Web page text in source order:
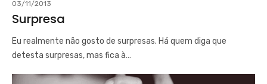
03/11/2013
Surpresa
Eu realmente não gosto de surpresas. Há quem diga que
detesta surpresas, mas fica à…